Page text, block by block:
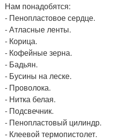
Нам понадобятся:
- Пенопластовое сердце.
- Атласные ленты.
- Корица.
- Кофейные зерна.
- Бадьян.
- Бусины на леске.
- Проволока.
- Нитка белая.
- Подсвечник.
- Пенопластовый цилиндр.
- Клеевой термопистолет.